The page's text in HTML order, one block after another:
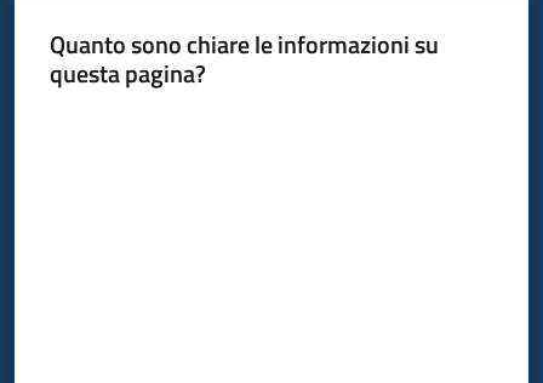
Quanto sono chiare le informazioni su
questa pagina?